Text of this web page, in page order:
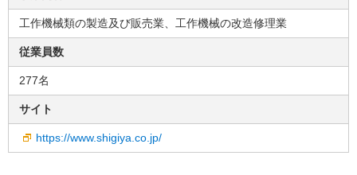
工作機械類の製造及び販売業、工作機械の改造修理業
従業員数
277名
サイト
https://www.shigiya.co.jp/